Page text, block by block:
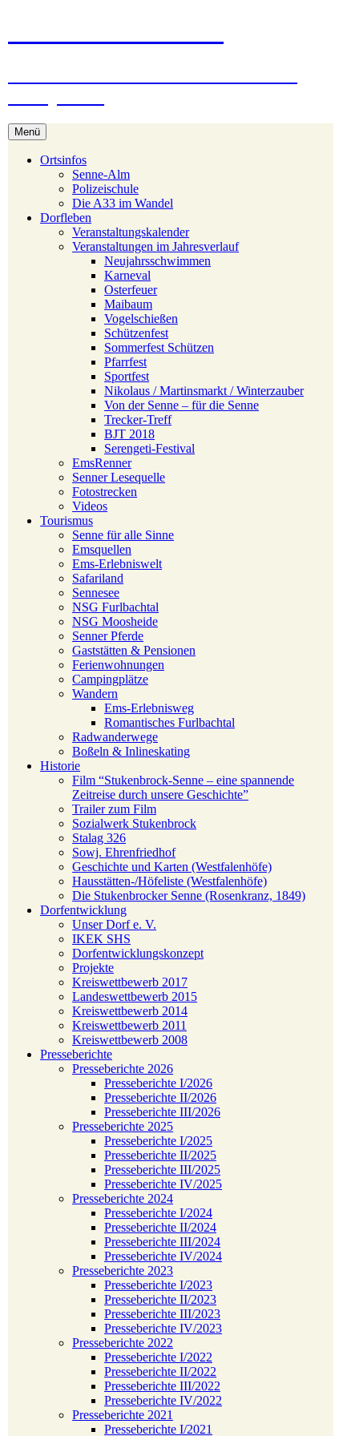
Menü
Ortsinfos
Senne-Alm
Polizeischule
Die A33 im Wandel
Dorfleben
Veranstaltungskalender
Veranstaltungen im Jahresverlauf
Neujahrsschwimmen
Karneval
Osterfeuer
Maibaum
Vogelschießen
Schützenfest
Sommerfest Schützen
Pfarrfest
Sportfest
Nikolaus / Martinsmarkt / Winterzauber
Von der Senne – für die Senne
Trecker-Treff
BJT 2018
Serengeti-Festival
EmsRenner
Senner Lesequelle
Fotostrecken
Videos
Tourismus
Senne für alle Sinne
Emsquellen
Ems-Erlebniswelt
Safariland
Sennesee
NSG Furlbachtal
NSG Moosheide
Senner Pferde
Gaststätten & Pensionen
Ferienwohnungen
Campingplätze
Wandern
Ems-Erlebnisweg
Romantisches Furlbachtal
Radwanderwege
Boßeln & Inlineskating
Historie
Film “Stukenbrock-Senne – eine spannende
Zeitreise durch unsere Geschichte”
Trailer zum Film
Sozialwerk Stukenbrock
Stalag 326
Sowj. Ehrenfriedhof
Geschichte und Karten (Westfalenhöfe)
Hausstätten-/Höfeliste (Westfalenhöfe)
Die Stukenbrocker Senne (Rosenkranz, 1849)
Dorfentwicklung
Unser Dorf e. V.
IKEK SHS
Dorfentwicklungskonzept
Projekte
Kreiswettbewerb 2017
Landeswettbewerb 2015
Kreiswettbewerb 2014
Kreiswettbewerb 2011
Kreiswettbewerb 2008
Presseberichte
Presseberichte 2026
Presseberichte I/2026
Presseberichte II/2026
Presseberichte III/2026
Presseberichte 2025
Presseberichte I/2025
Presseberichte II/2025
Presseberichte III/2025
Presseberichte IV/2025
Presseberichte 2024
Presseberichte I/2024
Presseberichte II/2024
Presseberichte III/2024
Presseberichte IV/2024
Presseberichte 2023
Presseberichte I/2023
Presseberichte II/2023
Presseberichte III/2023
Presseberichte IV/2023
Presseberichte 2022
Presseberichte I/2022
Presseberichte II/2022
Presseberichte III/2022
Presseberichte IV/2022
Presseberichte 2021
Presseberichte I/2021